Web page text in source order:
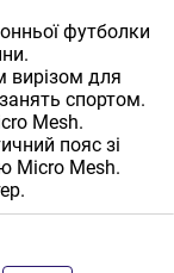
футболки
вирізом для
спортом.
Mesh.
пояс зі
Micro Mesh.